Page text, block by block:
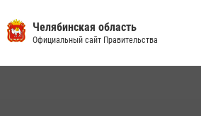
13 июля 2026, 03:02 5
Челябинская область
Официальный сайт Правительства